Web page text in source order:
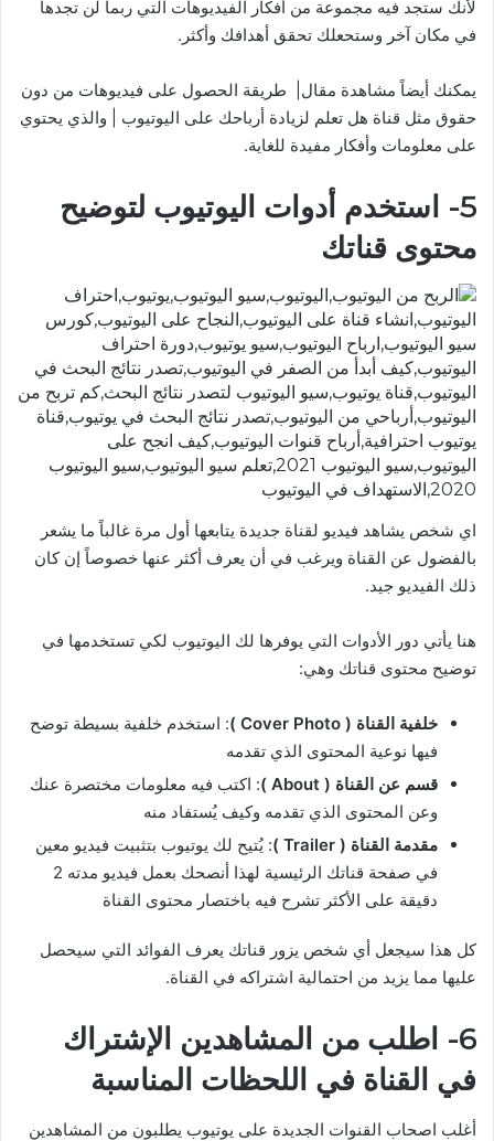
لأنك ستجد فيه مجموعة من أفكار الفيديوهات التي ربما لن تجدها
في مكان آخر وستحعلك تحقق أهدافك وأكثر.
يمكنك أيضاً مشاهدة مقال| طريقة الحصول على فيديوهات من دون
حقوق مثل قناة هل تعلم لزيادة أرباحك على اليوتيوب | والذي يحتوي
على معلومات وأفكار مفيدة للغاية.
5- استخدم أدوات اليوتيوب لتوضيح
محتوى قناتك
اي شخص يشاهد فيديو لقناة جديدة يتابعها أول مرة غالباً ما يشعر
بالفضول عن القناة ويرغب في أن يعرف أكثر عنها خصوصاً إن كان
ذلك الفيديو جيد.
هنا يأتي دور الأدوات التي يوفرها لك اليوتيوب لكي تستخدمها في
توضيح محتوى قناتك وهي:
خلفية القناة ( Cover Photo )
: استخدم خلفية بسيطة توضح
فيها نوعية المحتوى الذي تقدمه
قسم عن القناة ( About )
: اكتب فيه معلومات مختصرة عنك
وعن المحتوى الذي تقدمه وكيف يُستفاد منه
مقدمة القناة ( Trailer )
: يُتيح لك يوتيوب بتثبيت فيديو معين
في صفحة قناتك الرئيسية لهذا أنصحك بعمل فيديو مدته 2
دقيقة على الأكثر تشرح فيه باختصار محتوى القناة
كل هذا سيجعل أي شخص يزور قناتك يعرف الفوائد التي سيحصل
عليها مما يزيد من احتمالية اشتراكه في القناة.
6- اطلب من المشاهدين الإشتراك
في القناة في اللحظات المناسبة
أغلب اصحاب القنوات الجديدة على يوتيوب يطلبون من المشاهدين